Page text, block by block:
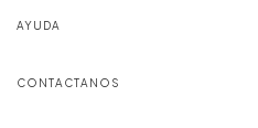
AYUDA
CONTACTANOS